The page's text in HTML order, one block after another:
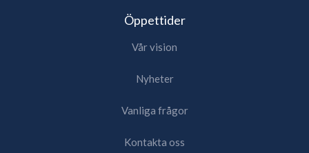
Öppettider
Vår vision
Nyheter
Vanliga frågor
Kontakta oss